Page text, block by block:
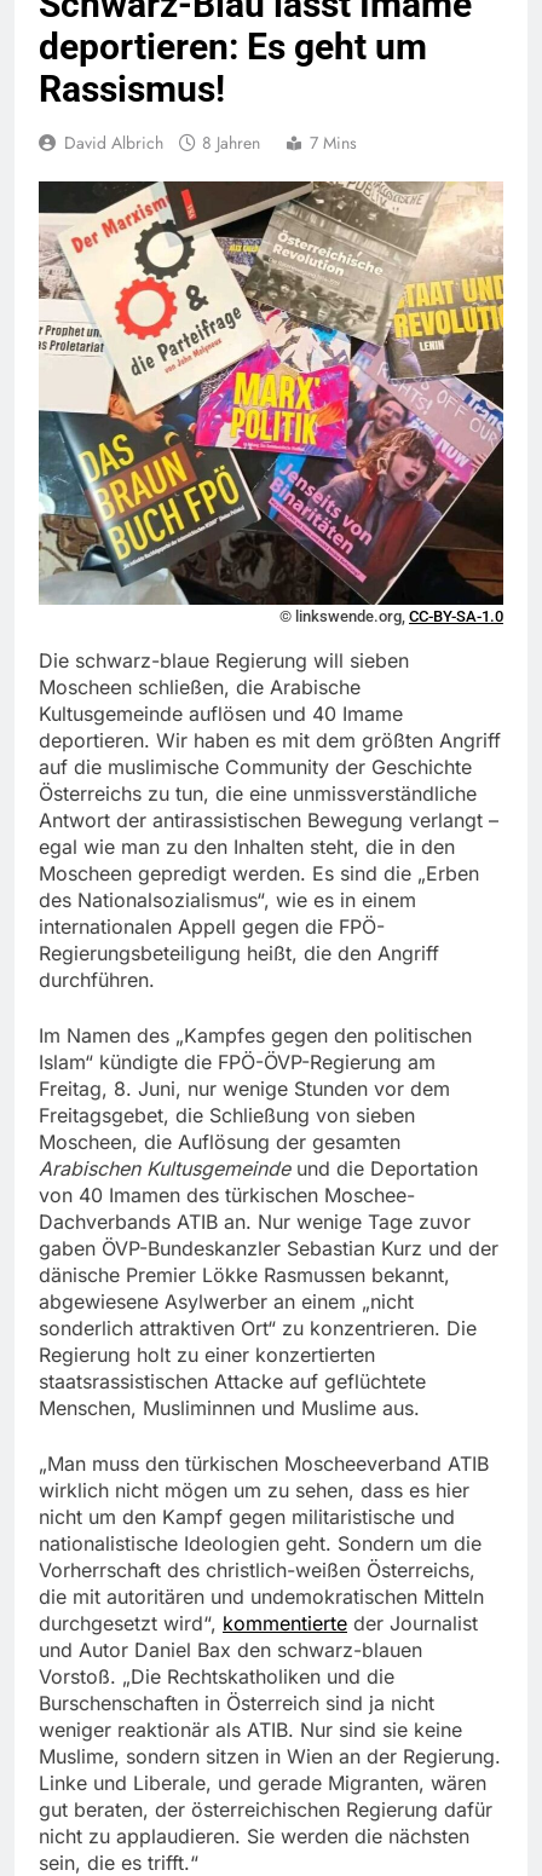
deportieren: Es geht um
Rassismus!
David Albrich 8 Jahren 7 Mins
© linkswende.org, CC-BY-SA-1.0
Die schwarz-blaue Regierung will sieben
Moscheen schließen, die Arabische
Kultusgemeinde auflösen und 40 Imame
deportieren. Wir haben es mit dem größten Angriff
auf die muslimische Community der Geschichte
Österreichs zu tun, die eine unmissverständliche
Antwort der antirassistischen Bewegung verlangt –
egal wie man zu den Inhalten steht, die in den
Moscheen gepredigt werden. Es sind die „Erben
des Nationalsozialismus“, wie es in einem
internationalen Appell gegen die FPÖ-
Regierungsbeteiligung heißt, die den Angriff
durchführen.
Im Namen des „Kampfes gegen den politischen
Islam“ kündigte die FPÖ-ÖVP-Regierung am
Freitag, 8. Juni, nur wenige Stunden vor dem
Freitagsgebet, die Schließung von sieben
Moscheen, die Auflösung der gesamten
Arabischen Kultusgemeindeund die Deportation
von 40 Imamen des türkischen Moschee-
Dachverbands ATIB an. Nur wenige Tage zuvor
gaben ÖVP-Bundeskanzler Sebastian Kurz und der
dänische Premier Lökke Rasmussen bekannt,
abgewiesene Asylwerber an einem „nicht
sonderlich attraktiven Ort“ zu konzentrieren. Die
Regierung holt zu einer konzertierten
staatsrassistischen Attacke auf geflüchtete
Menschen, Musliminnen und Muslime aus.
„Man muss den türkischen Moscheeverband ATIB
wirklich nicht mögen um zu sehen, dass es hier
nicht um den Kampf gegen militaristische und
nationalistische Ideologien geht. Sondern um die
Vorherrschaft des christlich-weißen Österreichs,
die mit autoritären und undemokratischen Mitteln
durchgesetzt wird“, kommentierte der Journalist
und Autor Daniel Bax den schwarz-blauen
Vorstoß. „Die Rechtskatholiken und die
Burschenschaften in Österreich sind ja nicht
weniger reaktionär als ATIB. Nur sind sie keine
Muslime, sondern sitzen in Wien an der Regierung.
Linke und Liberale, und gerade Migranten, wären
gut beraten, der österreichischen Regierung dafür
nicht zu applaudieren. Sie werden die nächsten
sein, die es trifft.“